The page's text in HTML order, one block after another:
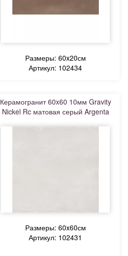
Размеры: 60x20см
Артикул: 102434
Керамогранит 60x60 10мм Gravity
Nickel Rc матовая серый Argenta
Размеры: 60x60см
Артикул: 102431